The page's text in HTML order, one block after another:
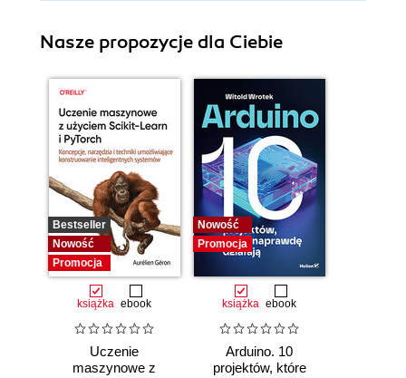
Nasze propozycje dla Ciebie
Bestseller
Nowość
Promocja
książka ebook
Uczenie
maszynowe z
Nowość
Promocja
książka ebook
Arduino. 10
projektów, które